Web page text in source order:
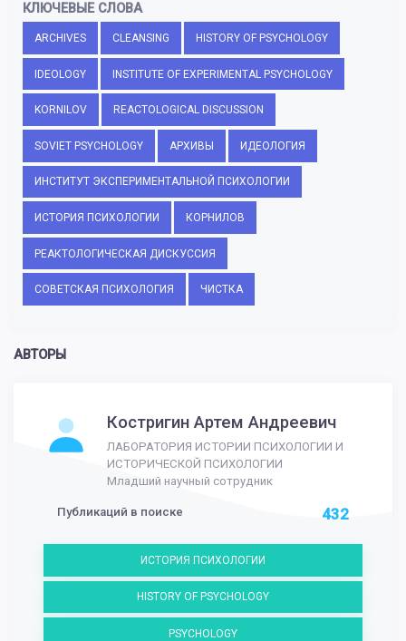
КЛЮЧЕВЫЕ СЛОВА
ARCHIVES CLEANSING HISTORY OF PSYCHOLOGY
IDEOLOGY INSTITUTE OF EXPERIMENTAL PSYCHOLOGY
KORNILOV REACTOLOGICAL DISCUSSION
SOVIET PSYCHOLOGY АРХИВЫ ИДЕОЛОГИЯ
ИНСТИТУТ ЭКСПЕРИМЕНТАЛЬНОЙ ПСИХОЛОГИИ
ИСТОРИЯ ПСИХОЛОГИИ КОРНИЛОВ
РЕАКТОЛОГИЧЕСКАЯ ДИСКУССИЯ
СОВЕТСКАЯ ПСИХОЛОГИЯ ЧИСТКА
АВТОРЫ
Костригин Артем Андреевич
ЛАБОРАТОРИЯ ИСТОРИИ ПСИХОЛОГИИ И
ИСТОРИЧЕСКОЙ ПСИХОЛОГИИ
Младший научный сотрудник
Публикаций в поиске 432
ИСТОРИЯ ПСИХОЛОГИИ
HISTORY OF PSYCHOLOGY
PSYCHOLOGY